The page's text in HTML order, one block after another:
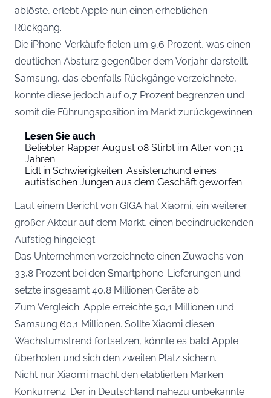
ablöste, erlebt Apple nun einen erheblichen
Rückgang.
Die iPhone-Verkäufe fielen um 9,6 Prozent, was einen
deutlichen Absturz gegenüber dem Vorjahr darstellt.
Samsung, das ebenfalls Rückgänge verzeichnete,
konnte diese jedoch auf 0,7 Prozent begrenzen und
somit die Führungsposition im Markt zurückgewinnen.
Lesen Sie auch
Beliebter Rapper August 08 Stirbt im Alter von 31
Jahren
Lidl in Schwierigkeiten: Assistenzhund eines
autistischen Jungen aus dem Geschäft geworfen
Laut einem Bericht von GIGA hat Xiaomi, ein weiterer
großer Akteur auf dem Markt, einen beeindruckenden
Aufstieg hingelegt.
Das Unternehmen verzeichnete einen Zuwachs von
33,8 Prozent bei den Smartphone-Lieferungen und
setzte insgesamt 40,8 Millionen Geräte ab.
Zum Vergleich: Apple erreichte 50,1 Millionen und
Samsung 60,1 Millionen. Sollte Xiaomi diesen
Wachstumstrend fortsetzen, könnte es bald Apple
überholen und sich den zweiten Platz sichern.
Nicht nur Xiaomi macht den etablierten Marken
Konkurrenz. Der in Deutschland nahezu unbekannte